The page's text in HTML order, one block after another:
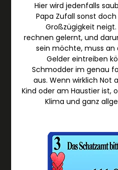
Hier wird jedenfalls
Papa Zufall sonst
Großzügigkeit
rechnen gelernt, und
sein möchte, muss an
Gelder eintreiben
Schmodder im genau
aus. Wenn wirklich Not
Kind oder am Haustier ist,
Klima und ganz